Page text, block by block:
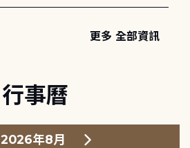
更多 全部資訊
行事曆
2026年8月